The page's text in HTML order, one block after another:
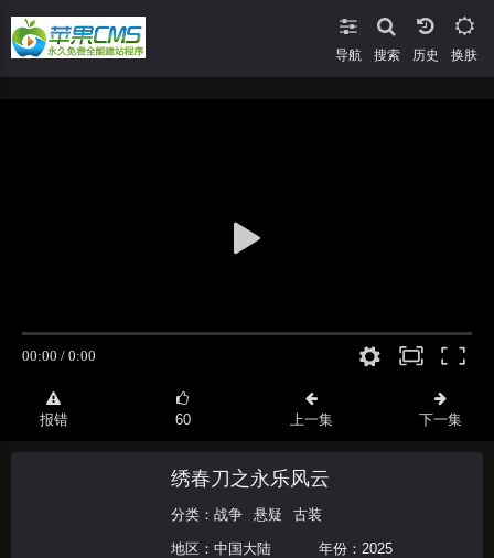
导航 搜索 换肤
报错 60 上一集 下一集
绣春刀之永乐风云
分类： 战争 悬疑 古装
地区： 中国大陆 年份： 2025